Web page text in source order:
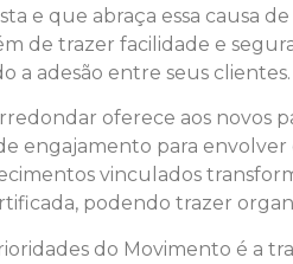
e que abraça essa causa
de trazer facilidade e
a adesão entre seus clientes.
oferece aos novos
engajamento para
vinculados
podendo trazer
do Movimento é a